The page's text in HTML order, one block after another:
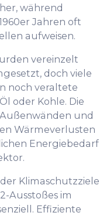
während
Jahren oft
aufweisen.
vereinzelt
doch viele
noch veraltete
oder Kohle. Die
und
Wärmeverlusten
Energiebedarf
Klimaschutzziele
Ausstoßes im
Effiziente